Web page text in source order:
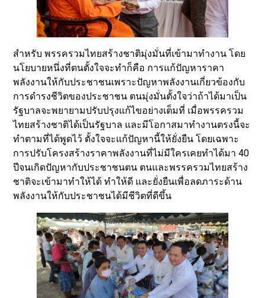
สำหรับ พรรครวมไทยสร้างชาติมุ่งมั่นที่เข้ามาทำงาน โดย
นโยบายหนึ่งที่ตนตั้งใจจะทำก็คือ การแก้ปัญหาราคา
พลังงานให้กับประชาชนเพราะปัญหาพลังงานเกี่ยวข้องกับ
การดำรงชีวิตของประชาชน ตนมุ่งมั่นตั้งใจว่าถ้าได้มาเป็น
รัฐบาลจะพยายามปรับปรุงแก้ไขอย่างเต็มที่ เมื่อพรรครวม
ไทยสร้างชาติได้เป็นรัฐบาล และมีโอกาสมาทำงานตรงนี้จะ
ทำตามที่ได้พูดไว้ ตั้งใจจะแก้ปัญหานี้ให้ยั่งยืน โดยเฉพาะ
การปรับโครงสร้างราคาพลังงานที่ไม่มีใครเคยทำได้มา 40
ปีจนเกิดปัญหากับประชาชนตน ตนและพรรครวมไทยสร้าง
ชาติจะเข้ามาทำให้ได้ ทำให้ดี และยั่งยืนเพื่อลดภาระด้าน
พลังงานให้กับประชาชนได้มีชีวิตที่ดีขึ้น